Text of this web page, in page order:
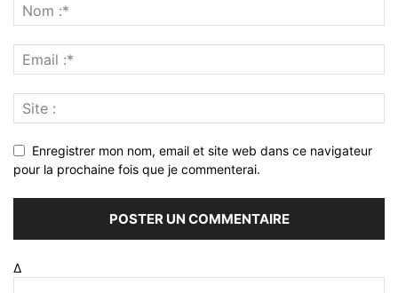
Enregistrer mon nom, email et site web dans ce navigateur
pour la prochaine fois que je commenterai.
Δ